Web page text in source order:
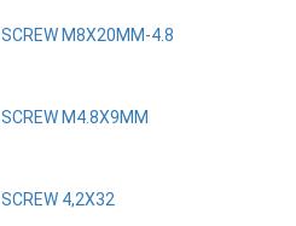
SCREW M8X20MM-4.8
SCREW M4.8X9MM
SCREW 4,2X32